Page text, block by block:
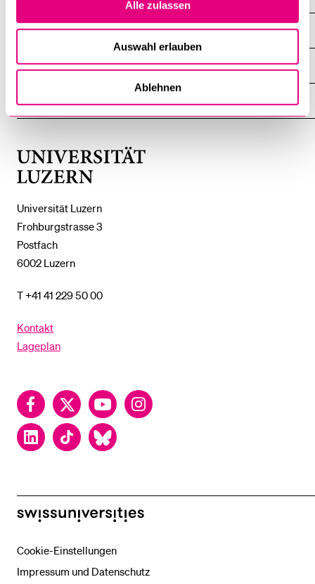
Alle zulassen
Auswahl erlauben
Ablehnen
Universität Luzern
Frohburgstrasse 3
Postfach
6002 Luzern
T +41 41 229 50 00
Kontakt
Lageplan
FacebookTwitter YouTubeInstagram
LinkedInTikTok Bluesky
DIE UNI FÜR ...
UNTERMENÜ
ZENTRALE EINRICHTUNGEN
ZEIGE
UNTERMENÜ
EINFACH FINDEN
ZEIGE
DAS
swissuniversities
Cookie-Einstellungen
Impressum und Datenschutz